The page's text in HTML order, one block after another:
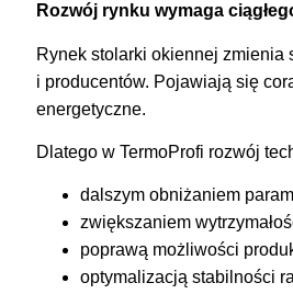
Rozwój rynku wymaga
Rynek stolarki okiennej
i producentów. Pojawiają się
energetyczne.
Dlatego w TermoProfi rozwój
dalszym obniżaniem
zwiększaniem
poprawą możliwości
optymalizacją stabilności